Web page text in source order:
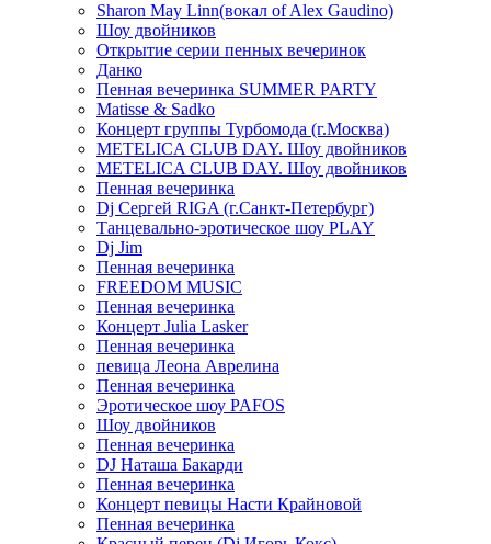
Sharon May Linn(вокал of Alex Gaudino)
Шоу двойников
Открытие серии пенных вечеринок
Данко
Пенная вечеринка SUMMER PARTY
Matisse & Sadko
Концерт группы Турбомода (г.Москва)
METELICA CLUB DAY. Шоу двойников
METELICA CLUB DAY. Шоу двойников
Пенная вечеринка
Dj Сергей RIGA (г.Санкт-Петербург)
Танцевально-эротическое шоу PLAY
Dj Jim
Пенная вечеринка
FREEDOM MUSIC
Пенная вечеринка
Концерт Julia Lasker
Пенная вечеринка
певица Леона Аврелина
Пенная вечеринка
Эротическое шоу PAFOS
Шоу двойников
Пенная вечеринка
DJ Наташа Бакарди
Пенная вечеринка
Концерт певицы Насти Крайновой
Пенная вечеринка